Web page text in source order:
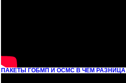
ПАКЕТЫ ГОБМП И ОСМС В ЧЕМ РАЗНИЦА